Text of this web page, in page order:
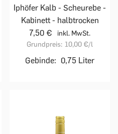
Iphöfer Kalb - Scheurebe -
Kabinett - halbtrocken
7,50 €
inkl. MwSt.
Grundpreis: 10,00 €/l
Gebinde: 0,75 Liter